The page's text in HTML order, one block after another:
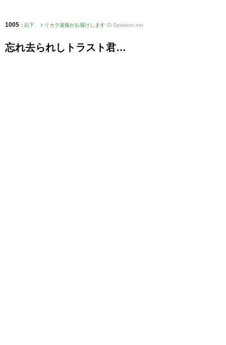
1005 : 以下、トリカラ速報がお届けします ID:Splatoon.net
忘れ去られしトラスト君…